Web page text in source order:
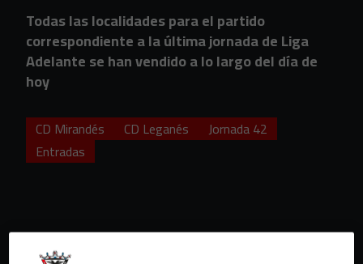
Todas las localidades para el partido
correspondiente a la última jornada de Liga
Adelante se han vendido a lo largo del día de
hoy
CD Mirandés CD Leganés
Jornada 42
Entradas